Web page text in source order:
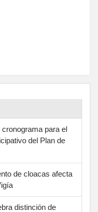
para el
del Plan de
de cloacas afecta
distinción de